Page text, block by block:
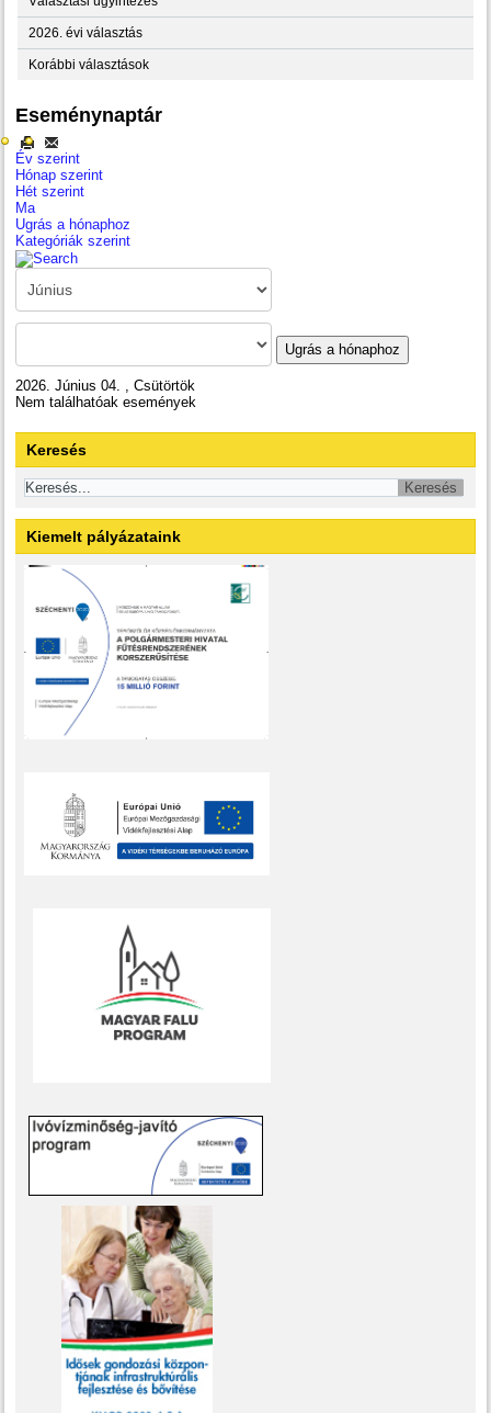
2026. évi választás
Korábbi választások
Eseménynaptár
Év szerint
Hónap szerint
Hét szerint
Ma
Ugrás a hónaphoz
Kategóriák szerint
Ugrás a hónaphoz
2026. Június 04. , Csütörtök
Nem találhatóak események
Keresés
Kiemelt pályázataink